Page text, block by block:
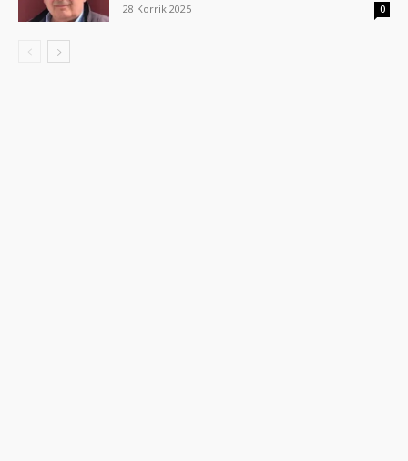
28 Korrik 2025
0